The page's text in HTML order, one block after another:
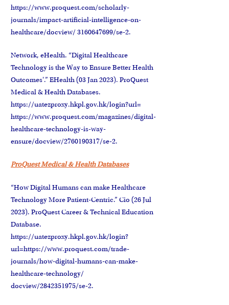
https://www.proquest.com/scholarly-
journals/impact-artificial-intelligence-on-
healthcare/docview/ 3160647699/se-2.
Network, eHealth. “Digital Healthcare
Technology is the Way to Ensure Better Health
Outcomes'.” EHealth (03 Jan 2023). ProQuest
Medical & Health Databases.
https://uatezproxy.hkpl.gov.hk/login?url=
https://www.proquest.com/magazines/digital-
healthcare-technology-is-way-
ensure/docview/2760190317/se-2.
ProQuest Medical & Health Databases
“How Digital Humans can make Healthcare
Technology More Patient-Centric.” Cio (26 Jul
2023). ProQuest Career & Technical Education
Database.
https://uatezproxy.hkpl.gov.hk/login?
url=https://www.proquest.com/trade-
journals/how-digital-humans-can-make-
healthcare-technology/
docview/2842351975/se-2.